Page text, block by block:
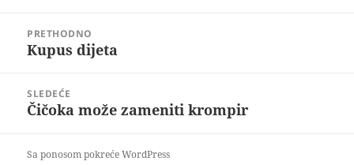
člankaPRETHODNO
Prethodni
Kupus dijeta
SLEDEĆE
Sledeći
Čičoka može zameniti krompir
Sa ponosom pokreće WordPress